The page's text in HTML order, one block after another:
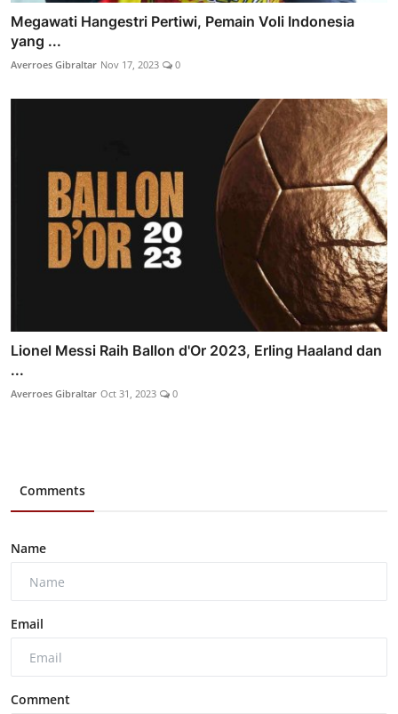
Megawati Hangestri Pertiwi, Pemain Voli Indonesia
yang ...
Averroes Gibraltar Nov 17, 2023 0
Lionel Messi Raih Ballon d'Or 2023, Erling Haaland dan
...
Averroes Gibraltar Oct 31, 2023 0
Comments
Name
Email
Comment